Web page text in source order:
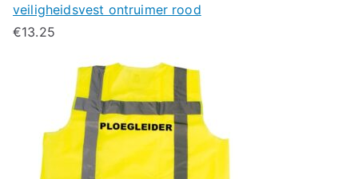
veiligheidsvest ontruimer rood
€13.25